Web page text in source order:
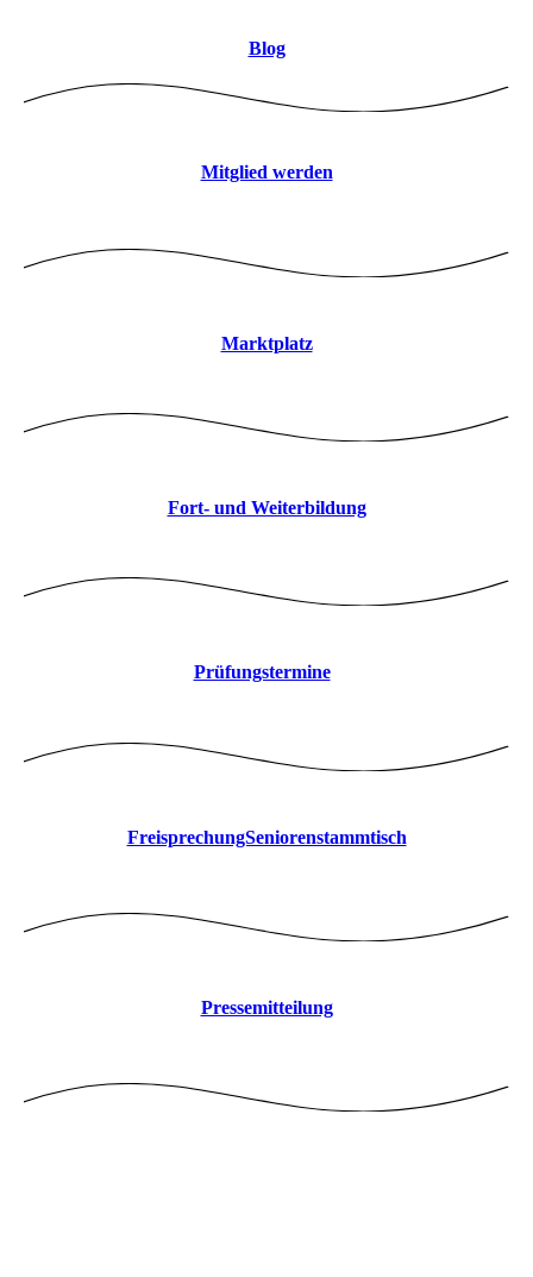
Blog
Mitglied werden
Marktplatz
Fort- und Weiterbildung
Prüfungstermine
FreisprechungSeniorenstammtisch
Pressemitteilung